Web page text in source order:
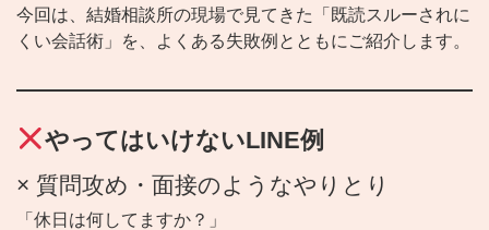
今回は、結婚相談所の現場で見てきた「既読スルーされに
くい会話術」を、よくある失敗例とともにご紹介します。
やってはいけないLINE例
× 質問攻め・面接のようなやりとり
「休日は何してますか？」